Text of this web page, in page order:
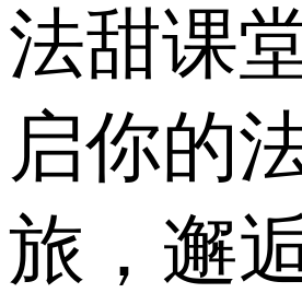
法甜课
启你的
旅，邂